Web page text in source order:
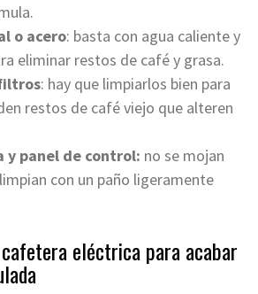
o acero: basta con agua caliente y
eliminar restos de café y grasa.
: hay que limpiarlos bien para
restos de café viejo que alteren
y panel de control: no se mojan
con un paño ligeramente
eléctrica para acabar